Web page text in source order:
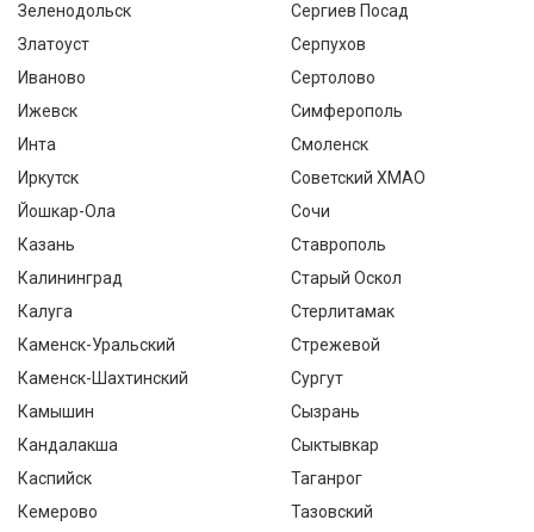
Зеленодольск
Златоуст
Иваново
Ижевск
Инта
Иркутск
Йошкар-Ола
Казань
Калининград
Калуга
Каменск-Уральский
Каменск-Шахтинский
Камышин
Кандалакша
Каспийск
Кемерово
Сергиев Посад
Серпухов
Сертолово
Симферополь
Смоленск
Советский ХМАО
Сочи
Ставрополь
Старый Оскол
Стерлитамак
Стрежевой
Сургут
Сызрань
Сыктывкар
Таганрог
Тазовский